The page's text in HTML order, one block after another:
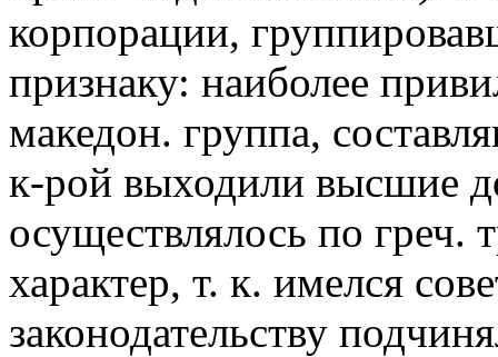
корпорации,
признаку: наиболее
македон. группа,
к-рой выходили высшие
осуществлялось по
характер, т. к. имелся
законодательству